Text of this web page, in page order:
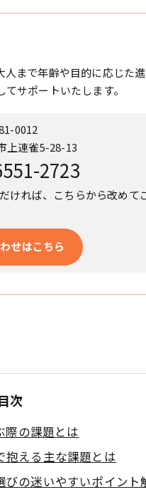
まで年齢や目的に応じた
サポートいたします。
0012
上連雀5-28-13
2723
れば、こちらから改めて
せはこちら
次
際の課題とは
抱える主な課題とは
びの迷いやすいポイント